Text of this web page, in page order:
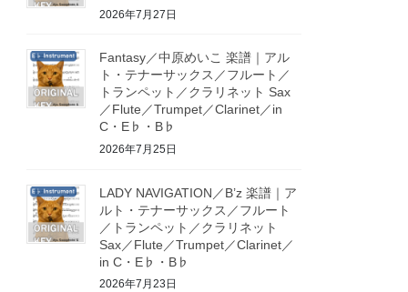
2026年7月27日
Fantasy／中原めいこ 楽譜｜アル
ト・テナーサックス／フルート／
トランペット／クラリネット Sax
／Flute／Trumpet／Clarinet／in
C・E♭・B♭
2026年7月25日
LADY NAVIGATION／B’z 楽譜｜ア
ルト・テナーサックス／フルート
／トランペット／クラリネット
Sax／Flute／Trumpet／Clarinet／
in C・E♭・B♭
2026年7月23日